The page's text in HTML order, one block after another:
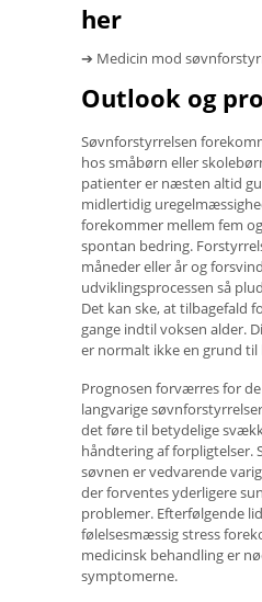
her
➔ Medicin mod
Outlook og
Søvnforstyrrelsen
hos småbørn eller
patienter er næsten altid
midlertidig
forekommer mellem fem
spontan bedring.
måneder eller år og
udviklingsprocessen så
Det kan ske, at tilbagefald
gange indtil voksen alder.
er normalt ikke en grund til
Prognosen forværres for
langvarige
det føre til betydelige
håndtering af forpligtelser.
søvnen er vedvarende
der forventes yderligere
problemer. Efterfølgende
følelsesmæssig stress
medicinsk behandling er
symptomerne.